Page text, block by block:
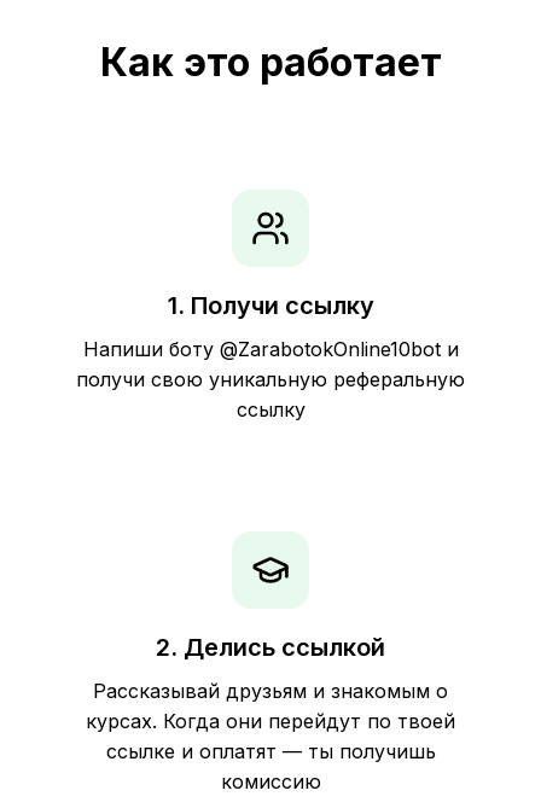
Как это работает
1. Получи ссылку
Напиши боту @ZarabotokOnline10botи
получи свою уникальную реферальную
ссылку
2. Делись ссылкой
Рассказывай друзьям и знакомым о
курсах. Когда они перейдут по твоей
ссылке и оплатят — ты получишь
комиссию